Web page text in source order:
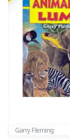
Garry Fleming